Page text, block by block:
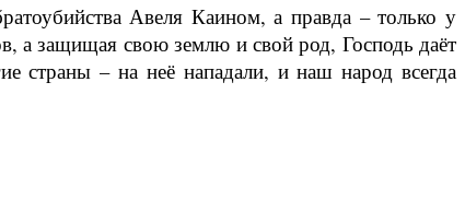
Авеля Каином, а правда – только у
а защищая свою землю и свой род, Господь даёт
страны – на неё нападали, и наш народ всегда